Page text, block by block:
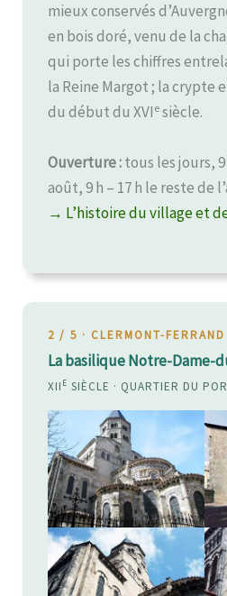
mieux conservés
en bois doré, venu de la
qui porte les chiffres
la Reine Margot ; la crypte
du début du XVIesiècle.
Ouverture :tous les jours,
août, 9 h – 17 h le reste de
→ L’histoire du village et
2 / 5 · CLERMONT-FERRAND
La basilique Notre-Dame-
XII E SIÈCLE · QUARTIER DU